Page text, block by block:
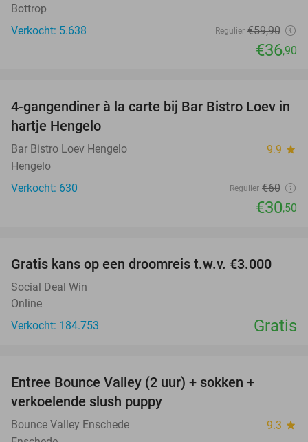
Bottrop
Verkocht: 5.638
Regulier €59,90
€36,90
49%
4-gangendiner à la carte bij Bar Bistro Loev in
hartje Hengelo
Bar Bistro Loev Hengelo 9.9 star
Hengelo
Verkocht: 630
Regulier €60
€30,50
Gratis kans op een droomreis t.w.v. €3.000
Social Deal Win
Online
Verkocht: 184.753
Gratis
Entree Bounce Valley (2 uur) + sokken +
verkoelende slush puppy
Bounce Valley Enschede 9.3 star